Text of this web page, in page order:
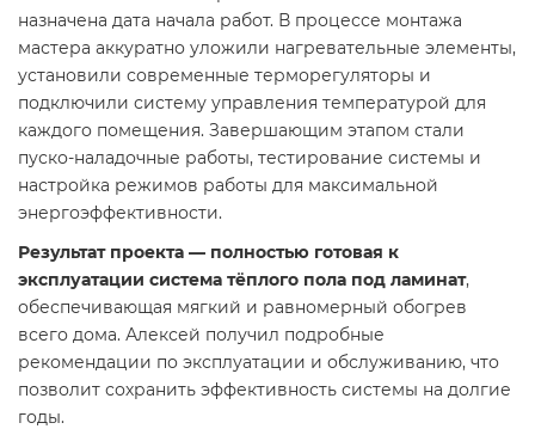
назначена дата начала работ. В процессе монтажа
мастера аккуратно уложили нагревательные элементы,
установили современные терморегуляторы и
подключили систему управления температурой для
каждого помещения. Завершающим этапом стали
пуско-наладочные работы, тестирование системы и
настройка режимов работы для максимальной
энергоэффективности.
Результат проекта — полностью готовая к
эксплуатации система тёплого пола под ламинат,
обеспечивающая мягкий и равномерный обогрев
всего дома. Алексей получил подробные
рекомендации по эксплуатации и обслуживанию, что
позволит сохранить эффективность системы на долгие
годы.